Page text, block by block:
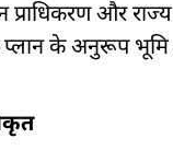
प्राधिकरण और
प्लान के अनुरूप भूमि